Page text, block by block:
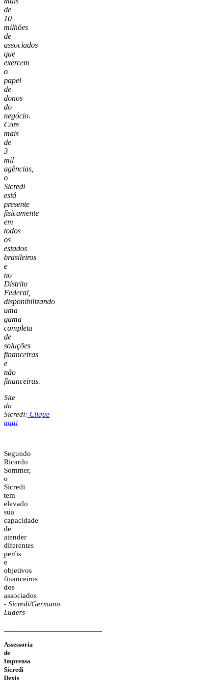
de
10
milhões
de
associados
que
exercem
o
papel
de
donos
do
negócio.
Com
mais
de
3
mil
agências,
o
Sicredi
está
presente
fisicamente
em
todos
os
estados
brasileiros
e
no
Distrito
Federal,
disponibilizando
uma
gama
completa
de
soluções
financeiras
e
não
financeiras.
Site
do
Sicredi: Clique
aqui
Segundo
Ricardo
Sommer,
o
Sicredi
tem
elevado
sua
capacidade
de
atender
diferentes
perfis
e
objetivos
financeiros
dos
associados
- Sicredi/Germano
Luders
Assessoria
de
Imprensa
Sicredi
Dexis